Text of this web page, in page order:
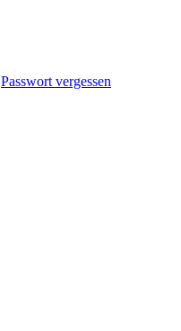
Passwort vergessen